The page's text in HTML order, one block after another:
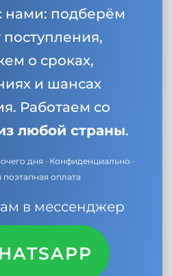
нами: подберём
о сроках,
и шансах
Работаем со
любой страны.
дня · Конфиденциально ·
оплата
в мессенджер